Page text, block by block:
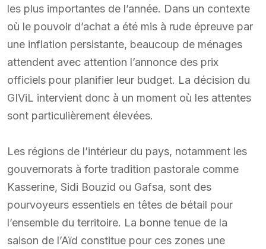
les plus importantes de l’année. Dans un contexte
où le pouvoir d’achat a été mis à rude épreuve par
une inflation persistante, beaucoup de ménages
attendent avec attention l’annonce des prix
officiels pour planifier leur budget. La décision du
GIViL intervient donc à un moment où les attentes
sont particulièrement élevées.
Les régions de l’intérieur du pays, notamment les
gouvernorats à forte tradition pastorale comme
Kasserine, Sidi Bouzid ou Gafsa, sont des
pourvoyeurs essentiels en têtes de bétail pour
l’ensemble du territoire. La bonne tenue de la
saison de l’Aïd constitue pour ces zones une